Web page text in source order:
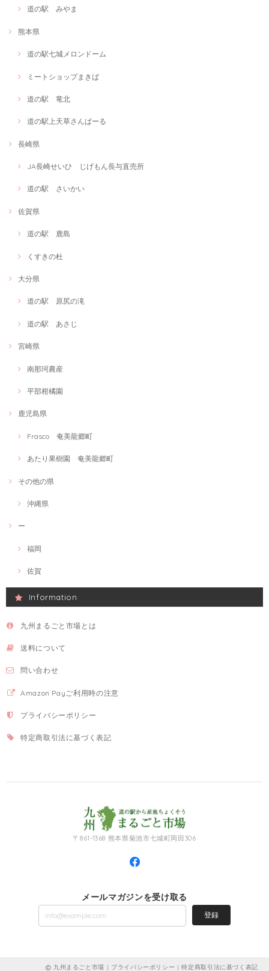
道の駅 みやま
熊本県
道の駅七城メロンドーム
ミートショップまきば
道の駅 竜北
道の駅上天草さんぱーる
長崎県
JA長崎せいひ じげもん長与直売所
道の駅 さいかい
佐賀県
道の駅 鹿島
くすきの杜
大分県
道の駅 原尻の滝
道の駅 あさじ
宮崎県
南那珂農産
平部柑橘園
鹿児島県
Frasco 奄美龍郷町
あたり果樹園 奄美龍郷町
その他の県
沖縄県
ー
福岡
佐賀
Information
九州まるごと市場とは
送料について
問い合わせ
Amazon Payご利用時の注意
プライバシーポリシー
特定商取引法に基づく表記
〒861-1368 熊本県菊池市七城町岡田306
メールマガジンを受け取る
登録
九州まるごと市場 | プライバシーポリシー |特定商取引法に基づく表記